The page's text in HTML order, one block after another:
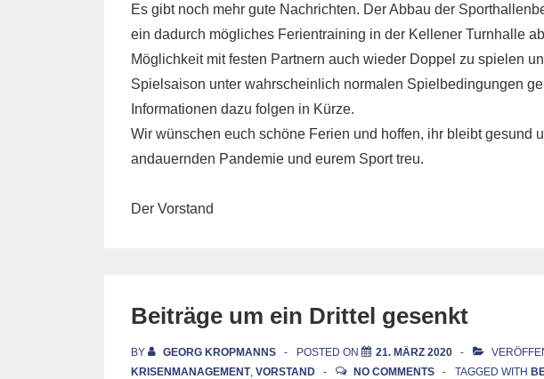
Es gibt noch mehr gute Nachrichten. Der Abbau der
ein dadurch mögliches Ferientraining in der Kellener Turnhalle
Möglichkeit mit festen Partnern auch wieder Doppel zu spielen
Spielsaison unter wahrscheinlich normalen Spielbedingungen
Informationen dazu folgen in Kürze.
Wir wünschen euch schöne Ferien und hoffen, ihr bleibt gesund
andauernden Pandemie und eurem Sport treu.
Der Vorstand
Beiträge um ein Drittel gesenkt
BY GEORG KROPMANNS POSTED ON 21. MÄRZ 2020
KRISENMANAGEMENT, VORSTAND NO COMMENTS TAGGED WITH